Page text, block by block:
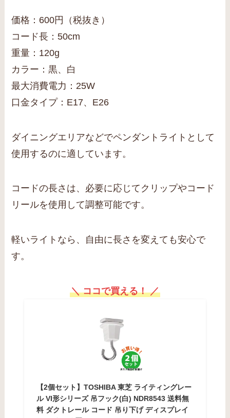
価格：600円（税抜き）
コード長：50cm
重量：120g
カラー：黒、白
最大消費電力：25W
口金タイプ：E17、E26
ダイニングエリアなどでペンダントライトとして
使用するのに適しています。
コードの長さは、必要に応じてクリップやコード
リールを使用して調整可能です。
軽いライトなら、自由に長さを変えても安心で
す。
＼ ココで買える！ ／
【2個セット】TOSHIBA 東芝 ライティングレー
ル VI形シリーズ 吊フック(白) NDR8543 送料無
料 ダクトレール コード 吊り下げ ディスプレイ